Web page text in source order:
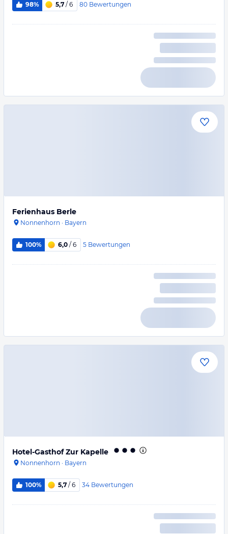
98% 5,7 / 6 80 Bewertungen
Ferienhaus Berle
Nonnenhorn · Bayern
100% 6,0 / 6 5 Bewertungen
Hotel-Gasthof Zur Kapelle
Nonnenhorn · Bayern
100% 5,7 / 6 34 Bewertungen